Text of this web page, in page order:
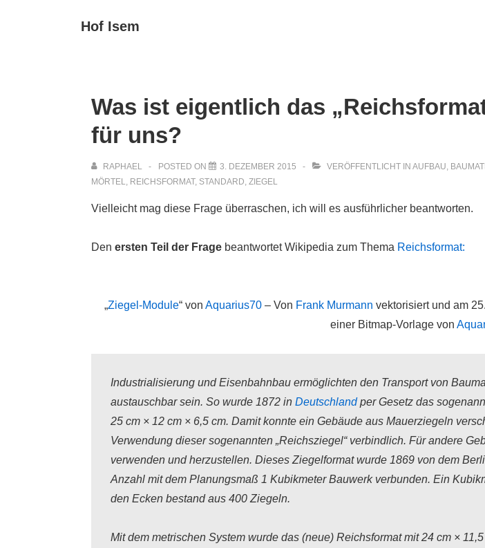
Hof Isem
Was ist eigentlich das
für uns?
RAPHAEL POSTED ON 3. DEZEMBER 2015 VERÖFFENTLICHT IN AUFBAU,
MÖRTEL, REICHSFORMAT, STANDARD, ZIEGEL
Vielleicht mag diese Frage überraschen, ich will es ausführlicher beantworten.
Den ersten Teil der Frage beantwortet Wikipedia zum Thema Reichsformat:
„Ziegel-Module“ von Aquarius70 – Von Frank Murmann vektorisiert und am
einer Bitmap-Vorlage von
Industrialisierung und Eisenbahnbau ermöglichten den Transport von
austauschbar sein. So wurde 1872 in Deutschlandper Gesetz das
25 cm × 12 cm × 6,5 cm. Damit konnte ein Gebäude aus Mauerziegeln
Verwendung dieser sogenannten „Reichsziegel“ verbindlich. Für andere
verwenden und herzustellen. Dieses Ziegelformat wurde 1869 von dem
Anzahl mit dem Planungsmaß 1 Kubikmeter Bauwerk verbunden. Ein
den Ecken bestand aus 400 Ziegeln.
Mit dem metrischen System wurde das (neue) Reichsformat mit 24 cm ×